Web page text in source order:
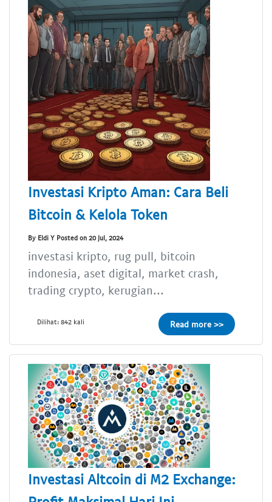
Investasi Kripto Aman: Cara Beli
Bitcoin & Kelola Token
By Eldi Y Posted on 20 Jul, 2024
investasi kripto, rug pull, bitcoin
indonesia, aset digital, market crash,
trading crypto, kerugian...
Dilihat: 842 kali Read more >>
Investasi Altcoin di M2 Exchange: